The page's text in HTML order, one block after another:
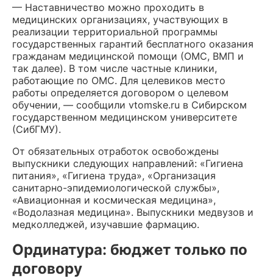
— Наставничество можно проходить в
медицинских организациях, участвующих в
реализации территориальной программы
государственных гарантий бесплатного оказания
гражданам медицинской помощи (ОМС, ВМП и
так далее). В том числе частные клиники,
работающие по ОМС. Для целевиков место
работы определяется договором о целевом
обучении, — сообщили vtomske.ru в Сибирском
государственном медицинском университете
(СибГМУ).
От обязательных отработок освобождены
выпускники следующих направлений: «Гигиена
питания», «Гигиена труда», «Организация
санитарно-эпидемиологической службы»,
«Авиационная и космическая медицина»,
«Водолазная медицина». Выпускники медвузов и
медколледжей, изучавшие фармацию.
Ординатура: бюджет только по
договору